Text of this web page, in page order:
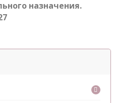
назначения.